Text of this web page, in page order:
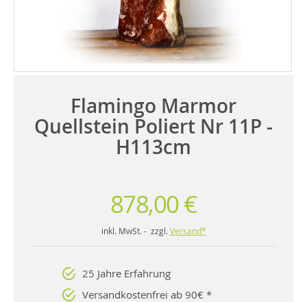
Flamingo Marmor
Quellstein Poliert Nr 11P -
H113cm
878,00 €
inkl. MwSt. - zzgl. Versand*
25 Jahre Erfahrung
Versandkostenfrei ab 90€ *